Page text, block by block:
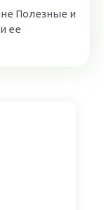
Полезные и
ее